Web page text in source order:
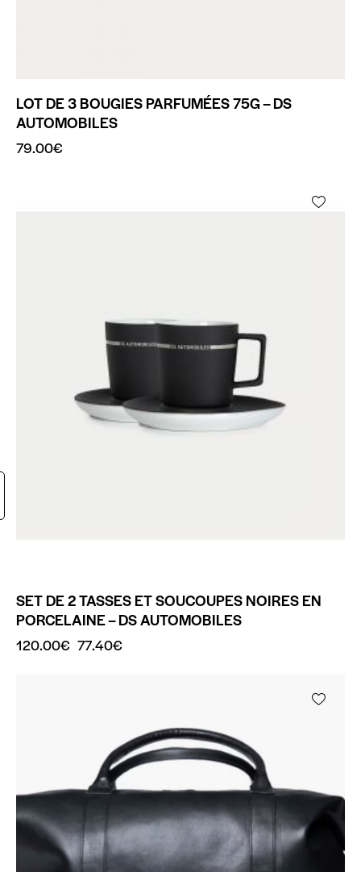
LOT DE 3 BOUGIES PARFUMÉES 75G – DS
AUTOMOBILES
79.00€
SET DE 2 TASSES ET SOUCOUPES NOIRES EN
PORCELAINE – DS AUTOMOBILES
120.00€ 77.40€